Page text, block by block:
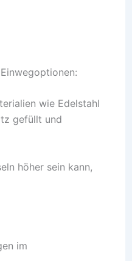
wie Edelstahl
gefüllt und
höher sein kann,
im